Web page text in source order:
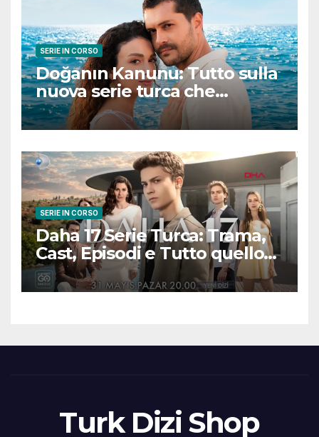
SERIE IN CORSO
Doğanın Kanunu: Tutto sulla
nuova serie turca che
promette emozioni e colpi di
scena
SERIE IN CORSO
Daha 17 Serie Turca: Trama,
Cast, Episodi e Tutto quello
che Devi Sapere
Turk Dizi Shop